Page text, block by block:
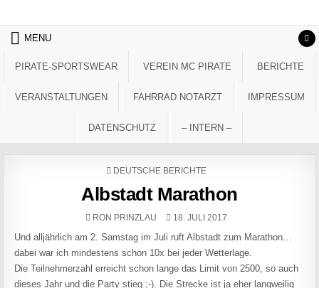
MENU
PIRATE-SPORTSWEAR VEREIN MC PIRATE BERICHTE
VERANSTALTUNGEN FAHRRAD NOTARZT IMPRESSUM
DATENSCHUTZ – INTERN –
POSTED IN
DEUTSCHE BERICHTE
Albstadt Marathon
AUTHOR:
RON PRINZLAU PUBLISHED DATE:
18. JULI 2017
Und alljährlich am 2. Samstag im Juli ruft Albstadt zum Marathon…
dabei war ich mindestens schon 10x bei jeder Wetterlage.
Die Teilnehmerzahl erreicht schon lange das Limit von 2500, so auch
dieses Jahr und die Party stieg ;-). Die Strecke ist ja eher langweilig